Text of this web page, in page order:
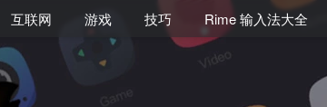
互联网 游戏 技巧 Rime 输入法大全